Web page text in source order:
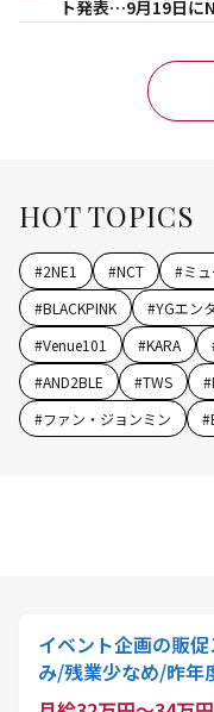
ト発表…9月19日に
HOT TOPICS
#2NE1 #NCT #ミ
#BLACKPINK #YGエン
#Venue101 #KARA
#AND2BLE #TWS #
#ファン・ジョンミン #
イベント企画の販
み/残業少なめ/昨年